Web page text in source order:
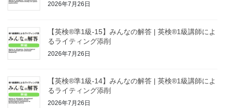
2026年7月26日
【英検®準1級-15】みんなの解答 | 英検®1級講師によ
るライティング添削
2026年7月26日
【英検®準1級-14】みんなの解答 | 英検®1級講師によ
るライティング添削
2026年7月26日